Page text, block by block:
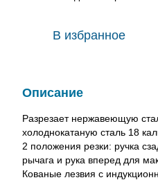
В избранное
Описание
Разрезает нержавеющую
холоднокатаную сталь 18
2 положения резки: ручка
рычага и рука вперед для
Кованые лезвия с